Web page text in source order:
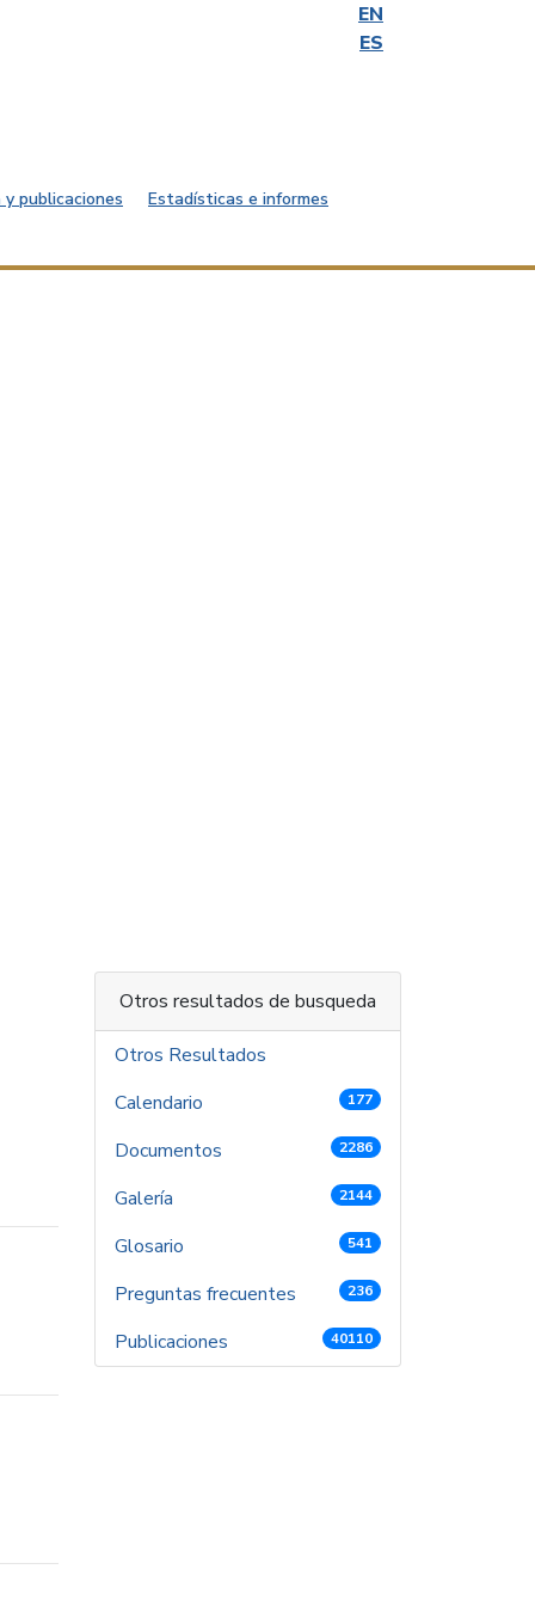
EN
ES
publicaciones Estadísticas e informes
Otros resultados de busqueda
Otros Resultados
Calendario
177
Documentos 2286
Galería 2144
Glosario 541
Preguntas frecuentes 236
Publicaciones 40110